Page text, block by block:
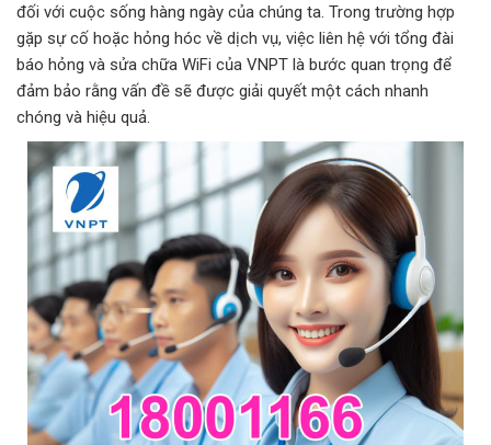
đối với cuộc sống hàng ngày của chúng ta. Trong trường hợp
gặp sự cố hoặc hỏng hóc về dịch vụ, việc liên hệ với tổng đài
báo hỏng và sửa chữa WiFi của VNPT là bước quan trọng để
đảm bảo rằng vấn đề sẽ được giải quyết một cách nhanh
chóng và hiệu quả.